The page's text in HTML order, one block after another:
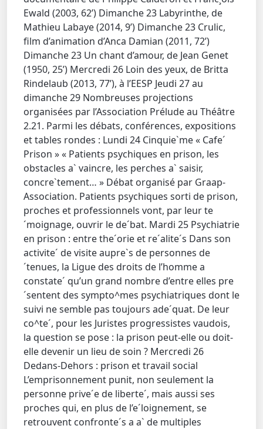
Ewald (2003, 62’) Dimanche 23 Labyrinthe, de
Mathieu Labaye (2014, 9’) Dimanche 23 Crulic,
film d’animation d’Anca Damian (2011, 72’)
Dimanche 23 Un chant d’amour, de Jean Genet
(1950, 25’) Mercredi 26 Loin des yeux, de Britta
Rindelaub (2013, 77’), à l’EESP Jeudi 27 au
dimanche 29 Nombreuses projections
organisées par l’Association Prélude au Théâtre
2.21. Parmi les débats, conférences, expositions
et tables rondes : Lundi 24 Cinquie`me « Cafe´
Prison » « Patients psychiques en prison, les
obstacles a` vaincre, les perches a` saisir,
concre`tement… » Débat organisé par Graap-
Association. Patients psychiques sorti de prison,
proches et professionnels vont, par leur te
´moignage, ouvrir le de´bat. Mardi 25 Psychiatrie
en prison : entre the´orie et re´alite´s Dans son
activite´ de visite aupre`s de personnes de
´tenues, la Ligue des droits de l’homme a
constate´ qu’un grand nombre d’entre elles pre
´sentent des sympto^mes psychiatriques dont le
suivi ne semble pas toujours ade´quat. De leur
co^te´, pour les Juristes progressistes vaudois,
la question se pose : la prison peut-elle ou doit-
elle devenir un lieu de soin ? Mercredi 26
Dedans-Dehors : prison et travail social
L’emprisonnement punit, non seulement la
personne prive´e de liberte´, mais aussi ses
proches qui, en plus de l’e´loignement, se
retrouvent confronte´s a a` de multiples